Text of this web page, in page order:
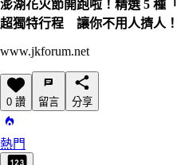
澎湖花火節開跑啦！精選 5 種
超獨特行程 讓你不用人擠人！
www.jkforum.net
0 讚 留言 分享
熱門